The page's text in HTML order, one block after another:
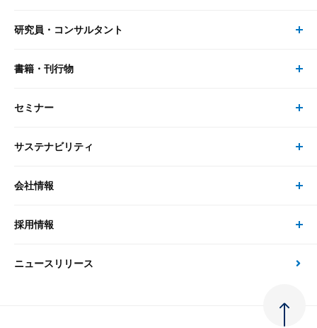
リサーチ
大和総研の強み
先端テクノロジーに基づく新たな価値の創出
レポート・コラム トップ
最新のレポート・コラム
政策分析
研究員・コンサルタント
研究員・コンサルタント トップ
研究員
書籍・刊行物
書籍・刊行物 トップ
書籍
セミナー
セミナー トップ
現在受付中のセミナー・イベント
サステナビリティ
サステナビリティの取り組み
次世代社会への貢献
会社情報
会社情報 トップ
会社概要・役員一覧
採用情報
採用情報 トップ
ニュースリリース